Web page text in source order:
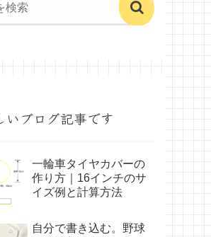
いブログ記事です
一輪車タイヤカバーの
作り方｜16インチのサ
イズ例と計算方法
自分で書き込む。野球